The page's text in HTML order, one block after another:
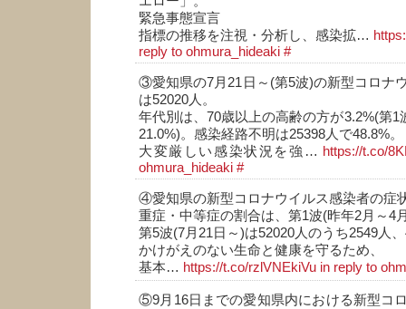
緊急事態宣言
指標の推移を注視・分析し、感染拡…
reply to ohmura_hideaki #
③愛知県の7月21日～(第5波)の新型コロナ
は52020人。
年代別は、70歳以上の高齢の方が3.2%(第1
21.0%)。感染経路不明は25398人で48.8%。
大変厳しい感染状況を強… https://t.co/
ohmura_hideaki #
④愛知県の新型コロナウイルス感染者の症
重症・中等症の割合は、第1波(昨年2月～4
第5波(7月21日～)は52020人のうち2549人
かけがえのない生命と健康を守るため、
基本… https://t.co/rzlVNEkiVu in reply to
⑤9月16日までの愛知県内における新型コ